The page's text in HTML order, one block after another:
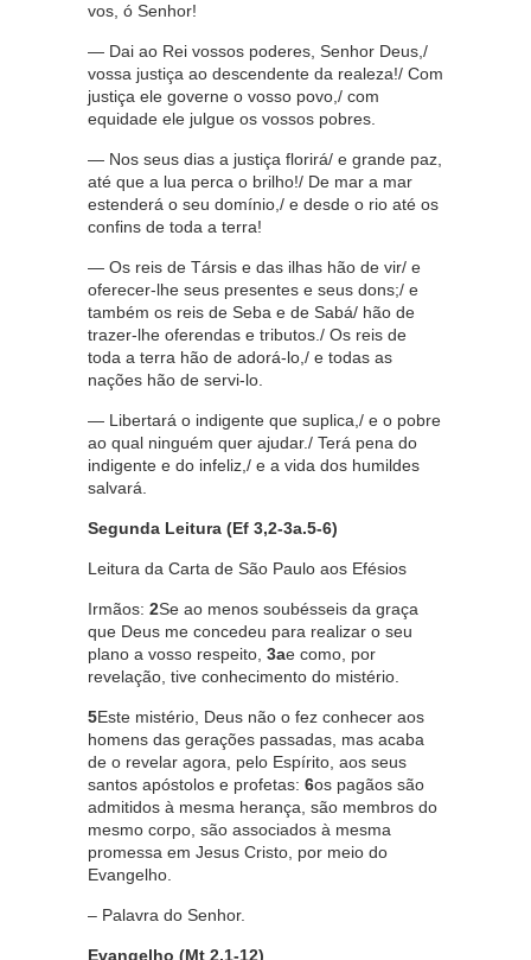
vos, ó Senhor!
— Dai ao Rei vossos poderes, Senhor Deus,/
vossa justiça ao descendente da realeza!/ Com
justiça ele governe o vosso povo,/ com
equidade ele julgue os vossos pobres.
— Nos seus dias a justiça florirá/ e grande paz,
até que a lua perca o brilho!/ De mar a mar
estenderá o seu domínio,/ e desde o rio até os
confins de toda a terra!
— Os reis de Társis e das ilhas hão de vir/ e
oferecer-lhe seus presentes e seus dons;/ e
também os reis de Seba e de Sabá/ hão de
trazer-lhe oferendas e tributos./ Os reis de
toda a terra hão de adorá-lo,/ e todas as
nações hão de servi-lo.
— Libertará o indigente que suplica,/ e o pobre
ao qual ninguém quer ajudar./ Terá pena do
indigente e do infeliz,/ e a vida dos humildes
salvará.
Segunda Leitura (Ef 3,2-3a.5-6)
Leitura da Carta de São Paulo aos Efésios
Irmãos: 2Se ao menos soubésseis da graça
que Deus me concedeu para realizar o seu
plano a vosso respeito, 3ae como, por
revelação, tive conhecimento do mistério.
5Este mistério, Deus não o fez conhecer aos
homens das gerações passadas, mas acaba
de o revelar agora, pelo Espírito, aos seus
santos apóstolos e profetas: 6os pagãos são
admitidos à mesma herança, são membros do
mesmo corpo, são associados à mesma
promessa em Jesus Cristo, por meio do
Evangelho.
– Palavra do Senhor.
Evangelho (Mt 2,1-12)